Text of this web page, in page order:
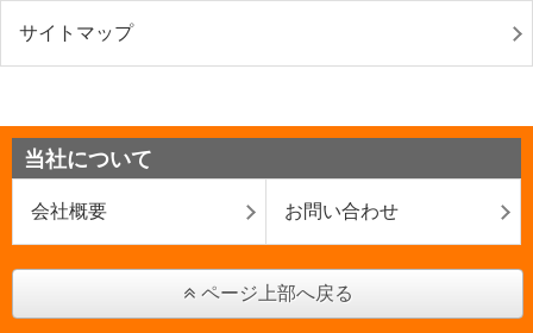
サイトマップ
当社について
会社概要 お問い合わせ
ページ上部へ戻る